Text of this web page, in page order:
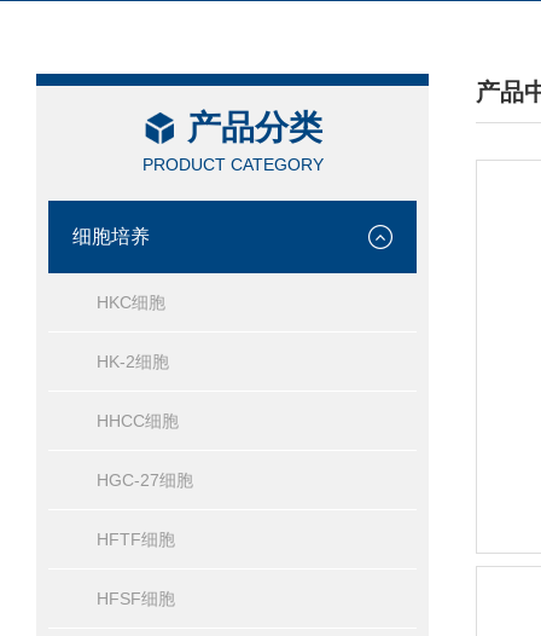
产品分类
PRODUCT CATEGORY
细胞培养
HKC细胞
HK-2细胞
HHCC细胞
HGC-27细胞
HFTF细胞
HFSF细胞
产品
/